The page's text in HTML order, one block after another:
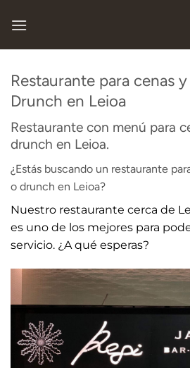
Restaurante para cenas
Drunch en Leioa
Restaurante con menú para
drunch en Leioa.
¿Estás buscando un restaurante
o drunch en Leioa?
Nuestro restaurante cerca de
es uno de los mejores para
servicio. ¿A qué esperas?